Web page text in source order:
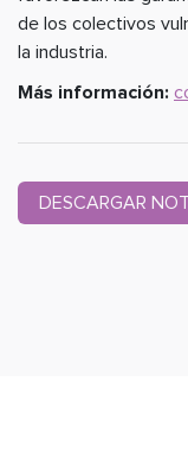
de los colectivos
la industria.
Más información:
DESCARGAR